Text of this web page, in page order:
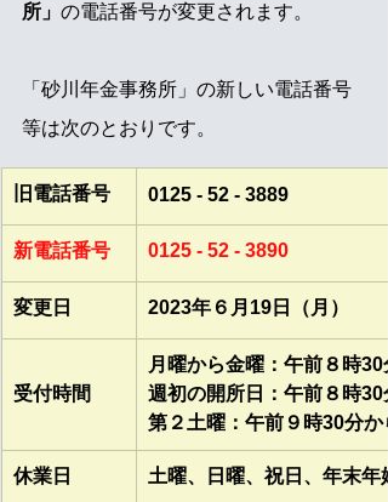
所」 の電話番号が変更されます。
「砂川年金事務所」の新しい電話番号
等は次のとおりです。
旧電話番号 ​0125 - 52 - 3889
​新電話番号 ​0125 - 52 - 3890
変更日 2023年６月19日（月）
​受付時間
月曜から金曜：午前８時
週初の開所日：午前８時
第２土曜：午前９時30分
​休業日 土曜、日曜、祝日、年末